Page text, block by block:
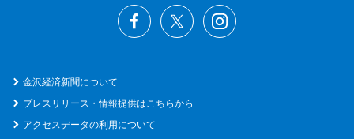
金沢経済新聞について
プレスリリース・情報提供はこちらから
アクセスデータの利用について